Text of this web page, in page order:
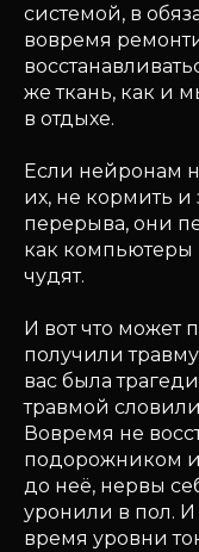
системой, в
вовремя
же ткань, как и
в отдыхе.
Если нейронам
их, не кормить и
перерыва, они
как компьютеры
чудят.
И вот что может
получили
вас была
травмой
Вовремя не
подорожником и
до неё, нервы
уронили в пол. И
время уровни